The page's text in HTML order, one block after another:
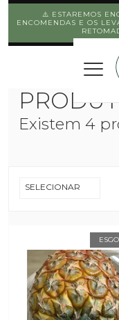
⚠️ ESTAREMOS
ENCOMENDAS E OS
Existem 4
SELECIONAR